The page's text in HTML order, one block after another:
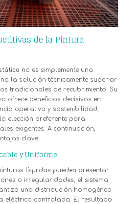
de la Pintura
no es simplemente una
la solución técnicamente superior
tradicionales de recubrimiento. Su
ofrece beneficios decisivos en
operativa y sostenibilidad,
elección preferente para
exigentes. A continuación,
clave:
y Uniforme
líquidas pueden presentar
o irregularidades, el sistema
una distribución homogénea
eléctrica controlada. El resultado